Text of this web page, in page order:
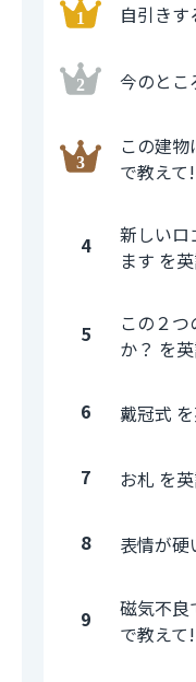
自引き
今のとこ
この建
で教えて!
4
新しいロ
ます を
5
この２
か？ を
6 戴冠式
7 お札 を
8 表情が硬
9
磁気不良
で教えて!